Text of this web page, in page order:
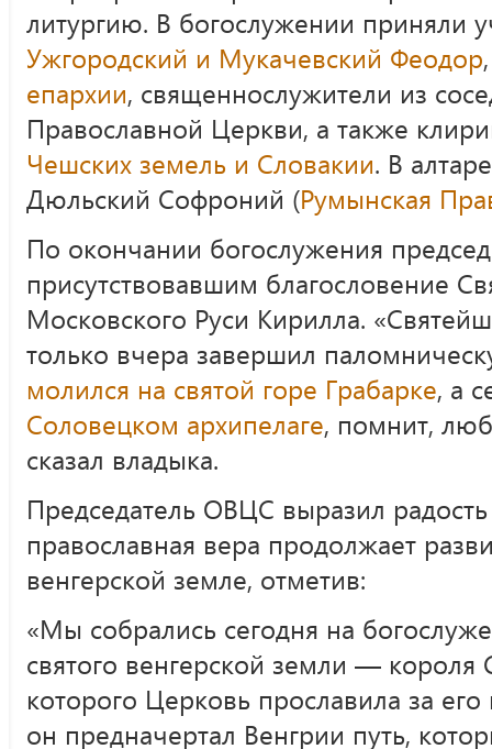
литургию. В богослужении приняли
Ужгородский и Мукачевский Феодор
епархии, священнослужители из
Православной Церкви, а также
Чешских земель и Словакии. В
Дюльский Софроний (Румынская
По окончании богослужения
присутствовавшим благословение
Московского Руси Кирилла.
только вчера завершил
молился на святой горе Грабарке, а
Соловецком архипелаге, помнит,
сказал владыка.
Председатель ОВЦС выразил
православная вера продолжает
венгерской земле, отметив:
«Мы собрались сегодня на
святого венгерской земли — короля
которого Церковь прославила за
он предначертал Венгрии путь,